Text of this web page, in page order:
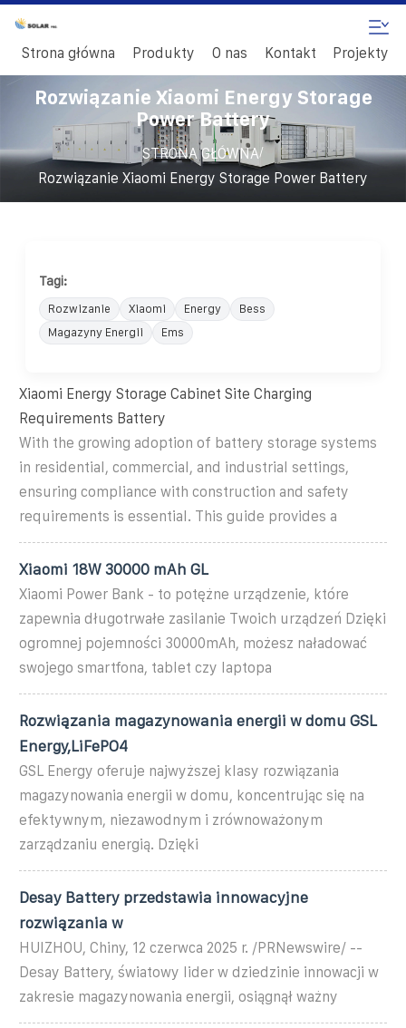
Strona główna Produkty O nas Kontakt Projekty
Rozwiązanie Xiaomi Energy Storage
Power Battery
STRONA GŁÓWNA/
Rozwiązanie Xiaomi Energy Storage Power Battery
Tagi:
Rozwizanie Xiaomi Energy
Bess
Magazyny Energii
Ems
Xiaomi Energy Storage Cabinet Site Charging
Requirements Battery
With the growing adoption of battery storage systems
in residential, commercial, and industrial settings,
ensuring compliance with construction and safety
requirements is essential. This guide provides a
Xiaomi 18W 30000 mAh GL
Xiaomi Power Bank - to potężne urządzenie, które
zapewnia długotrwałe zasilanie Twoich urządzeń Dzięki
ogromnej pojemności 30000mAh, możesz naładować
swojego smartfona, tablet czy laptopa
Rozwiązania magazynowania energii w domu GSL
Energy,LiFePO4
GSL Energy oferuje najwyższej klasy rozwiązania
magazynowania energii w domu, koncentrując się na
efektywnym, niezawodnym i zrównoważonym
zarządzaniu energią. Dzięki
Desay Battery przedstawia innowacyjne
rozwiązania w
HUIZHOU, Chiny, 12 czerwca 2025 r. /PRNewswire/ --
Desay Battery, światowy lider w dziedzinie innowacji w
zakresie magazynowania energii, osiągnął ważny